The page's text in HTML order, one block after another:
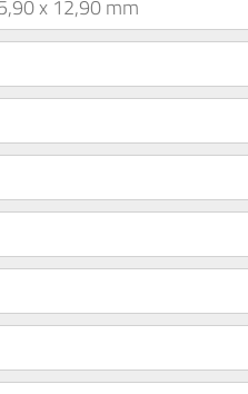
x 12,90 mm